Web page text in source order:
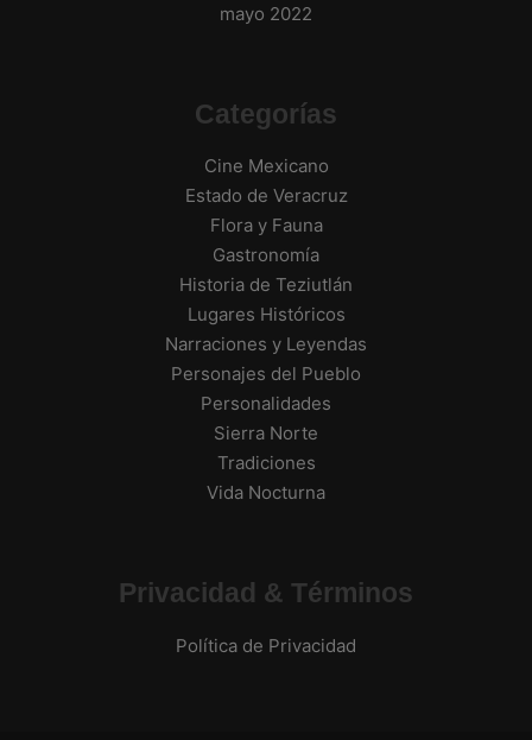
mayo 2022
Categorías
Cine Mexicano
Estado de Veracruz
Flora y Fauna
Gastronomía
Historia de Teziutlán
Lugares Históricos
Narraciones y Leyendas
Personajes del Pueblo
Personalidades
Sierra Norte
Tradiciones
Vida Nocturna
Privacidad & Términos
Política de Privacidad